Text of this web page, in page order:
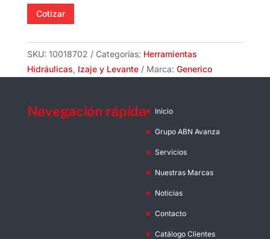
5/8"
X
y
Soldado
cantidad
Cotizar
SKU: 10018702 Categorías: Herramientas
Hidráulicas, Izaje y Levante Marca: Generico
Navegación rápida Inicio
Grupo ABN Avanza
Servicios
Nuestras Marcas
Noticias
Contacto
Catálogo Clientes